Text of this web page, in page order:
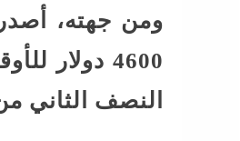
النصف الثاني